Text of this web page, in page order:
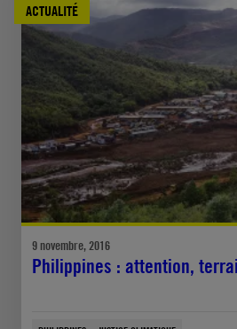
ACTUALITÉ
9 novembre, 2016
Philippines : attention,